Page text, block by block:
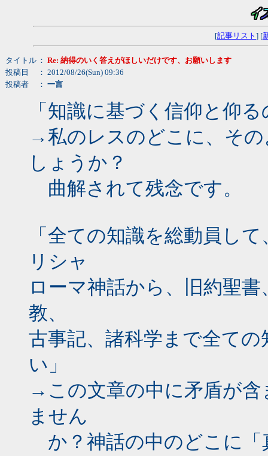
[記事リスト ] [
タイトル ： Re: 納得のいく答えがほしいだけです、お願いします
投稿日
： 2012/08/26(Sun) 09:36
投稿者
： 一言
「知識に基づく信仰と仰
→私のレスのどこに、そ
しょうか？
曲解されて残念です。
「全ての知識を総動員し
リシャ
ローマ神話から、旧約聖
教、
古事記、諸科学まで全て
い」
→この文章の中に矛盾が
ません
か？神話の中のどこに「